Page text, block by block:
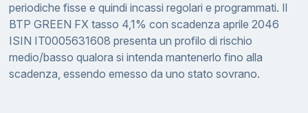
periodiche fisse e quindi incassi regolari e programmati. Il
BTP GREEN FX tasso 4,1% con scadenza aprile 2046
ISIN IT0005631608 presenta un profilo di rischio
medio/basso qualora si intenda mantenerlo fino alla
scadenza, essendo emesso da uno stato sovrano.